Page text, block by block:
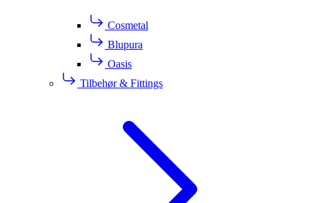
Cosmetal
Blupura
Oasis
Tilbehør & Fittings